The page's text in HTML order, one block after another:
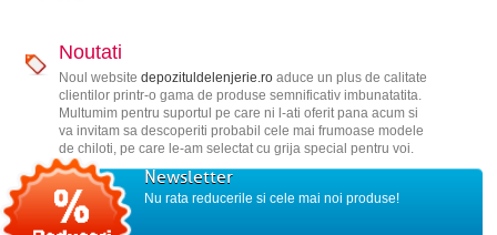
Noutati
Noul website depozituldelenjerie.roaduce un plus de calitate
clientilor printr-o gama de produse semnificativ imbunatatita.
Multumim pentru suportul pe care ni l-ati oferit pana acum si
va invitam sa descoperiti probabil cele mai frumoase modele
de chiloti, pe care le-am selectat cu grija special pentru voi.
Newsletter
Nu rata reducerile si cele mai noi produse!